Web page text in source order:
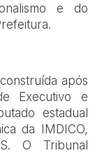
e do
após
Executivo e
estadual
da IMDICO,
O Tribunal